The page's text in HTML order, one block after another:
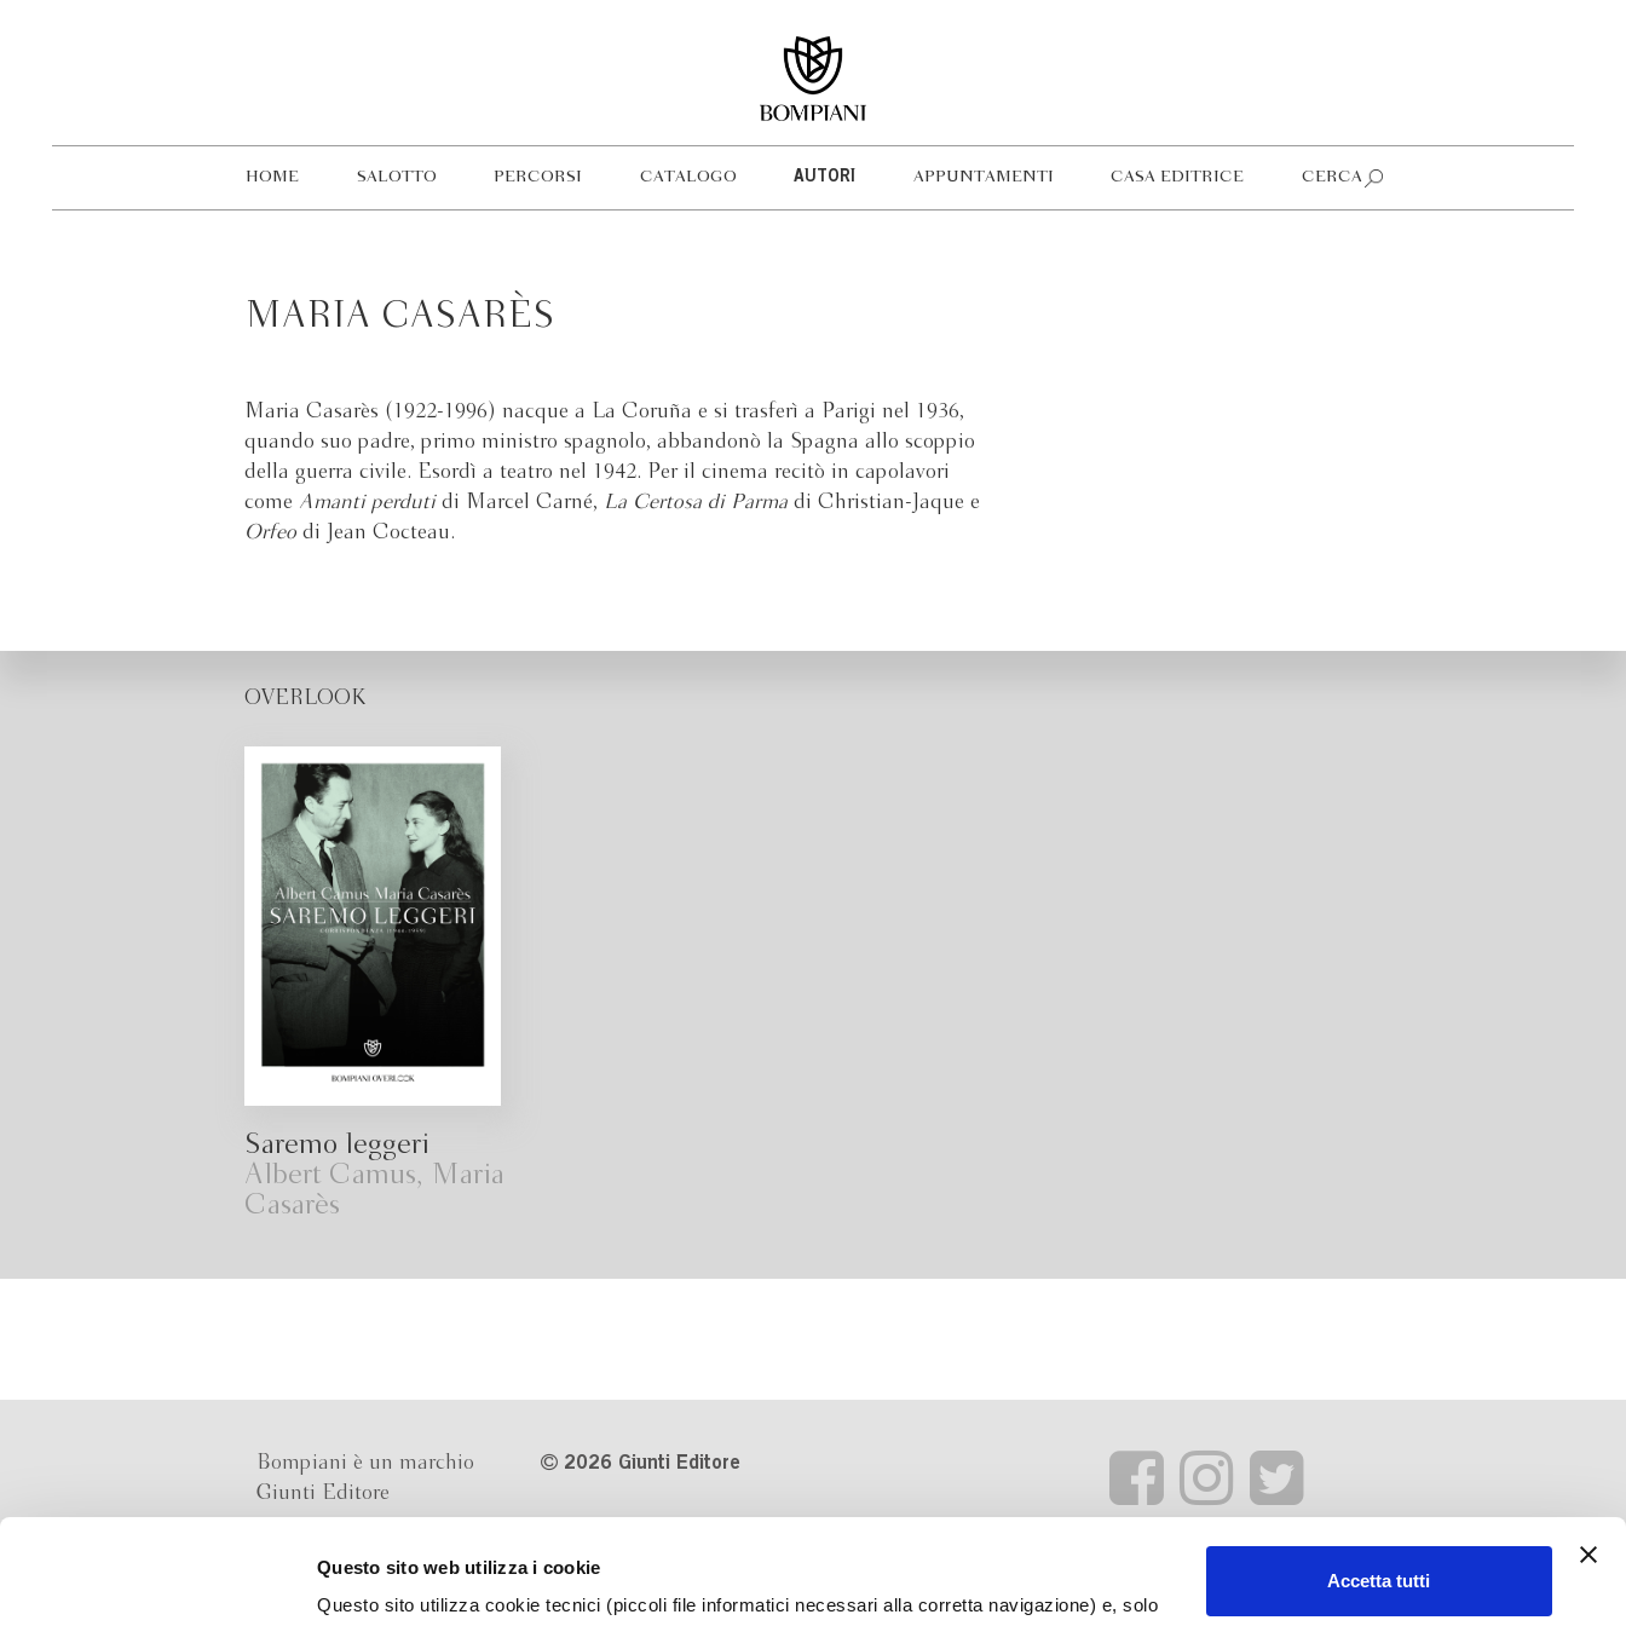
Questo sito web utilizza i cookie
Questo sito utilizza cookie tecnici (piccoli file informatici necessari alla corretta navigazione) e, solo
Accetta tutti
HOME SALOTTO PERCORSI CATALOGO AUTORI APPUNTAMENTI CASA EDITRICE CERCA
MARIA CASARÈS
Maria Casarès (1922-1996) nacque a La Coruña e si trasferì a Parigi nel 1936,
quando suo padre, primo ministro spagnolo, abbandonò la Spagna allo scoppio
della guerra civile. Esordì a teatro nel 1942. Per il cinema recitò in capolavori
come Amanti perdutidi Marcel Carné, La Certosa di Parma di Christian-Jaque e
Orfeo di Jean Cocteau.
OVERLOOK
Saremo leggeri
Albert Camus, Maria
Casarès
Bompiani è un marchio
Giunti Editore
Via Bolognese 165,
2026 Giunti Editore
Numero d'iscrizione al Registro